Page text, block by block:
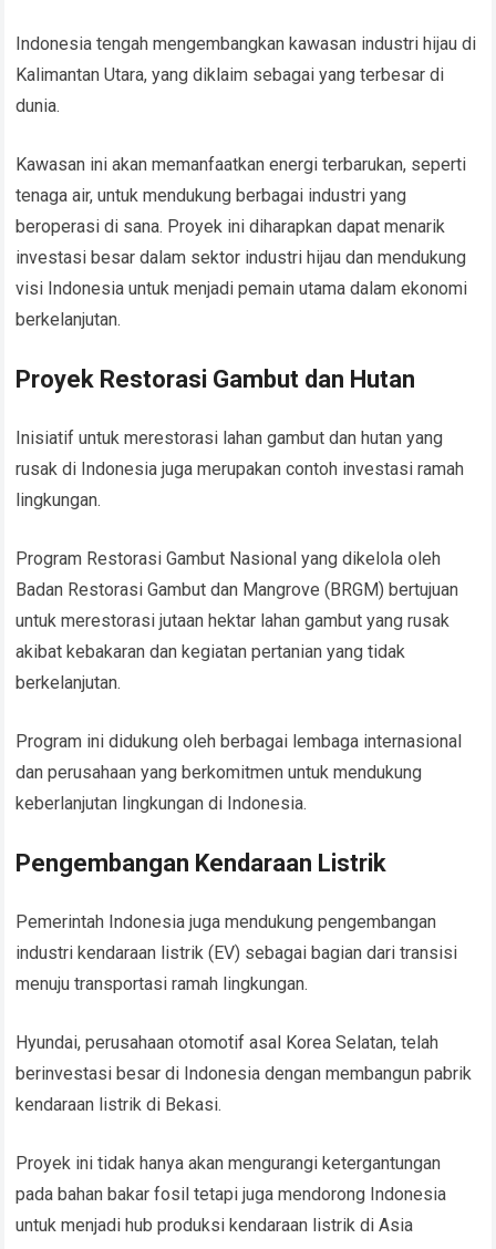
Indonesia tengah mengembangkan kawasan industri hijau di
Kalimantan Utara, yang diklaim sebagai yang terbesar di
dunia.
Kawasan ini akan memanfaatkan energi terbarukan, seperti
tenaga air, untuk mendukung berbagai industri yang
beroperasi di sana. Proyek ini diharapkan dapat menarik
investasi besar dalam sektor industri hijau dan mendukung
visi Indonesia untuk menjadi pemain utama dalam ekonomi
berkelanjutan.
Proyek Restorasi Gambut dan Hutan
Inisiatif untuk merestorasi lahan gambut dan hutan yang
rusak di Indonesia juga merupakan contoh investasi ramah
lingkungan.
Program Restorasi Gambut Nasional yang dikelola oleh
Badan Restorasi Gambut dan Mangrove (BRGM) bertujuan
untuk merestorasi jutaan hektar lahan gambut yang rusak
akibat kebakaran dan kegiatan pertanian yang tidak
berkelanjutan.
Program ini didukung oleh berbagai lembaga internasional
dan perusahaan yang berkomitmen untuk mendukung
keberlanjutan lingkungan di Indonesia.
Pengembangan Kendaraan Listrik
Pemerintah Indonesia juga mendukung pengembangan
industri kendaraan listrik (EV) sebagai bagian dari transisi
menuju transportasi ramah lingkungan.
Hyundai, perusahaan otomotif asal Korea Selatan, telah
berinvestasi besar di Indonesia dengan membangun pabrik
kendaraan listrik di Bekasi.
Proyek ini tidak hanya akan mengurangi ketergantungan
pada bahan bakar fosil tetapi juga mendorong Indonesia
untuk menjadi hub produksi kendaraan listrik di Asia